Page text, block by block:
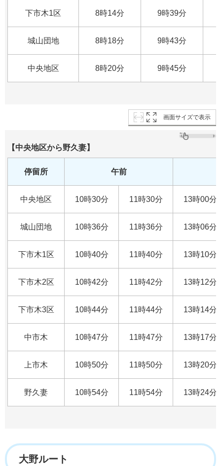
下市木1区 8時14分 9時39分
城山団地 8時18分 9時43分
中央地区 8時20分 9時45分
画面サイズで表示
【中央地区から野久妻】
停留所 午前
中央地区 10時30分 11時30分 13時00分
城山団地 10時36分 11時36分 13時06分
下市木1区 10時40分 11時40分 13時10分
下市木2区 10時42分 11時42分 13時12分
下市木3区 10時44分 11時44分 13時14分
中市木 10時47分 11時47分 13時17分
上市木 10時50分 11時50分 13時20分
野久妻 10時54分 11時54分 13時24分
大野ルート